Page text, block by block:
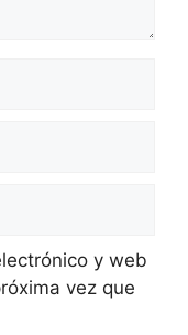
y web
vez que